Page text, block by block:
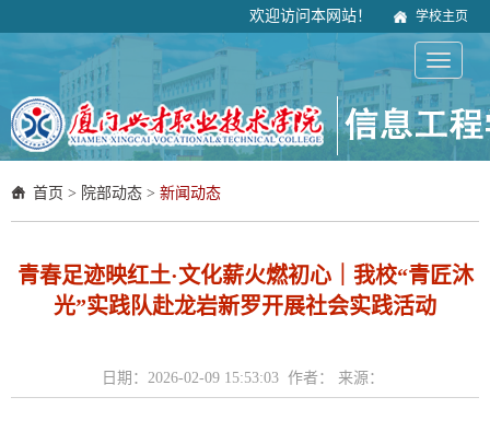
欢迎访问本网站！ 学校主页
首页 > 院部动态 > 新闻动态
青春足迹映红土·文化薪火燃初心｜我校“青匠沐
光”实践队赴龙岩新罗开展社会实践活动
日期：2026-02-09 15:53:03 作者： 来源：